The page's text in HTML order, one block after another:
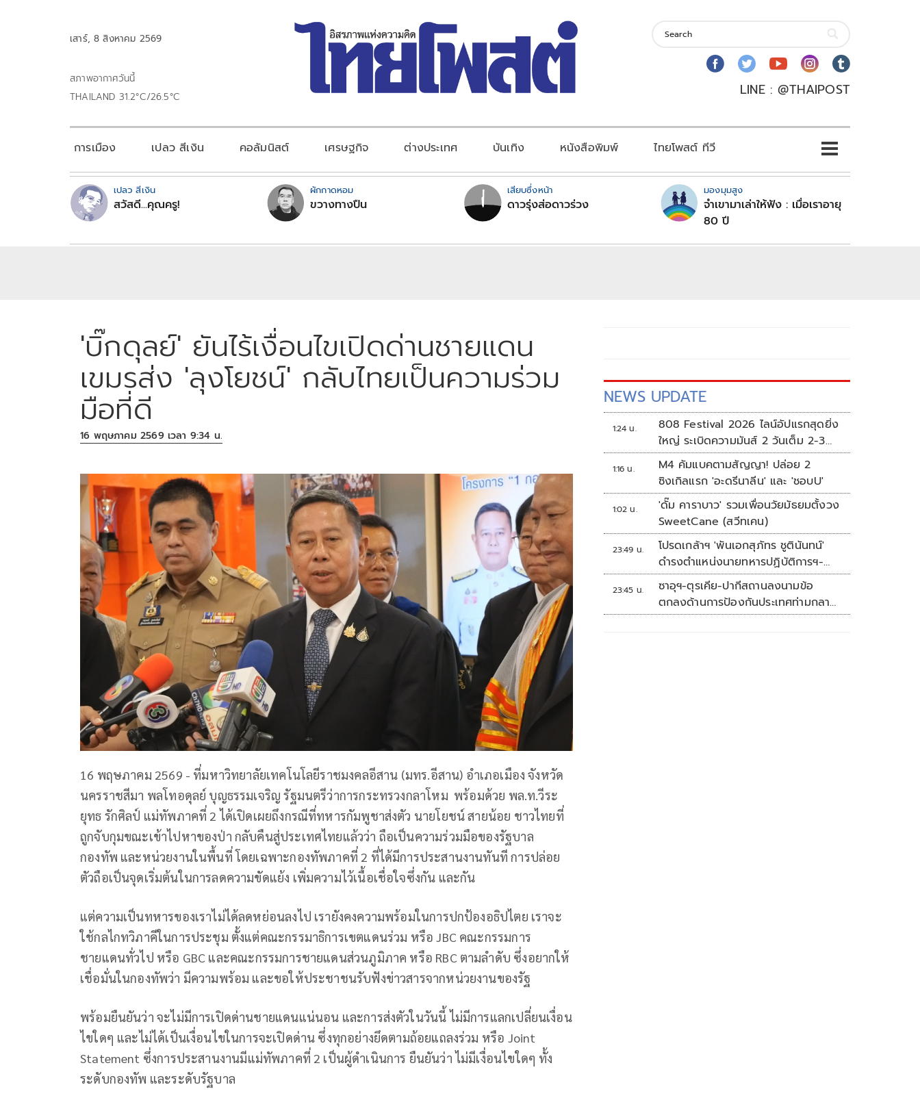
เสาร์, 8 สิงหาคม 2569
สภาพอากาศวันนี้
THAILAND 31.2°C/26.5°C
LINE : @THAIPOST
การเมือง เปลว สีเงิน คอลัมนิสต์ เศรษฐกิจ ต่างประเทศ บันเทิง หนังสือพิมพ์ ไทยโพสต์ ทีวี
เปลว สีเงิน
สวัสดี...คุณครู!
ผักกาดหอม
ขวางทางปืน
เสียบซึ่งหน้า
ดาวรุ่งส่อดาวร่วง
มองมุมสูง
จำเขามาเล่าให้ฟัง : เมื่อเราอายุ
80 ปี
'บิ๊กดุลย์' ยันไร้เงื่อนไขเปิดด่านชายแดน
เขมรส่ง 'ลุงโยชน์' กลับไทยเป็นความร่วม
มือที่ดี
16 พฤษภาคม 2569 เวลา 9:34 น.
16 พฤษภาคม 2569 - ที่มหาวิทยาลัยเทคโนโลยีราชมงคลอีสาน (มทร.อีสาน) อำเภอเมือง จังหวัด
นครราชสีมา พลโทอดุลย์ บุญธรรมเจริญ รัฐมนตรีว่าการกระทรวงกลาโหม พร้อมด้วย พล.ท.วีระ
ยุทธ รักศิลป์ แม่ทัพภาคที่ 2 ได้เปิดเผยถึงกรณีที่ทหารกัมพูชาส่งตัว นายโยชน์ สายน้อย ชาวไทยที่
ถูกจับกุมขณะเข้าไปหาของป่า กลับคืนสู่ประเทศไทยแล้วว่า ถือเป็นความร่วมมือของรัฐบาล
กองทัพ และหน่วยงานในพื้นที่ โดยเฉพาะกองทัพภาคที่ 2 ที่ได้มีการประสานงานทันที การปล่อย
ตัวถือเป็นจุดเริ่มต้นในการลดความขัดแย้ง เพิ่มความไว้เนื้อเชื่อใจซึ่งกัน และกัน
แต่ความเป็นทหารของเราไม่ได้ลดหย่อนลงไป เรายังคงความพร้อมในการปกป้องอธิปไตย เราจะ
ใช้กลไกทวิภาคีในการประชุม ตั้งแต่คณะกรรมาธิการเขตแดนร่วม หรือ JBC คณะกรรมการ
ชายแดนทั่วไป หรือ GBC และคณะกรรมการชายแดนส่วนภูมิภาค หรือ RBC ตามลำดับ ซึ่งอยากให้
เชื่อมั่นในกองทัพว่า มีความพร้อม และขอให้ประชาชนรับฟังข่าวสารจากหน่วยงานของรัฐ
พร้อมยืนยันว่า จะไม่มีการเปิดด่านชายแดนแน่นอน และการส่งตัวในวันนี้ ไม่มีการแลกเปลี่ยนเงื่อน
ไขใดๆ และไม่ได้เป็นเงื่อนไขในการจะเปิดด่าน ซึ่งทุกอย่างยึดตามถ้อยแถลงร่วม หรือ Joint
Statement ซึ่งการประสานงานมีแม่ทัพภาคที่ 2 เป็นผู้ดำเนินการ ยืนยันว่า ไม่มีเงื่อนไขใดๆ ทั้ง
ระดับกองทัพ และระดับรัฐบาล
NEWS UPDATE
1:24 น.
808 Festival 2026 ไลน์อัปแรกสุดยิ่ง
ใหญ่ ระเบิดความมันส์ 2 วันเต็ม 2-3
ต.ค.นี้
1:16 น.
M4 คัมแบคตามสัญญา! ปล่อย 2
ซิงเกิลแรก 'อะดรีนาลีน' และ 'ชอบU'
1:02 น.
'ดั๊ม คาราบาว' รวมเพื่อนวัยมัธยมตั้งวง
SweetCane (สวีทเคน)
23:49 น.
โปรดเกล้าฯ 'พันเอกสุภัทร ชูตินันทน์'
ดำรงตำแหน่งนายทหารปฏิบัติการฯ-
พระราชทานยศ 'พลตรี'
23:45 น.
ซาอุฯ-ตุรเคีย-ปากีสถานลงนามข้อ
ตกลงด้านการป้องกันประเทศท่ามกลาง
สงครามในภูมิภาค